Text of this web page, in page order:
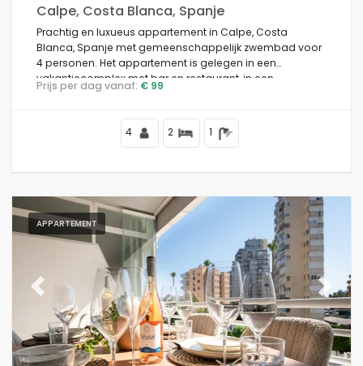
Calpe, Costa Blanca, Spanje
Prachtig en luxueus appartement in Calpe, Costa
Blanca, Spanje met gemeenschappelijk zwembad voor
4 personen. Het appartement is gelegen in een
vakantiecomplex met bar en restaurant, in een
residentiële strandwijk, dicht bij winkels en supermarkten,
het centrum van Calpe en 25 meter van de
Middellandse Zee.
Prijs per dag vanaf: € 99
4 2 1
APPARTEMENT
Previous Next